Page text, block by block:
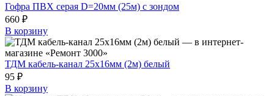
Гофра ПВХ серая D=20мм (25м) с зондом
660 ₽
В корзину
ТДМ кабель-канал 25х16мм (2м) белый
95 ₽
В корзину